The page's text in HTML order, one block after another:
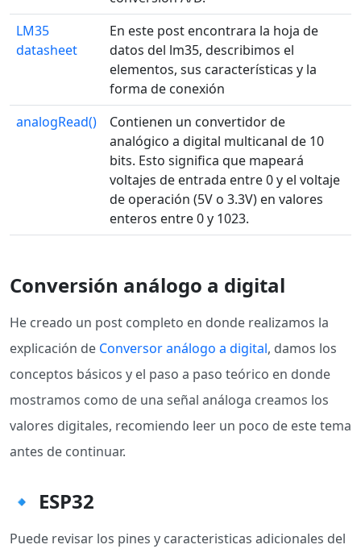
LM35
datasheet
En este post encontrara la hoja de
datos del lm35, describimos el
elementos, sus características y la
forma de conexión
analogRead()
Contienen un convertidor de
analógico a digital multicanal de 10
bits. Esto significa que mapeará
voltajes de entrada entre 0 y el voltaje
de operación (5V o 3.3V) en valores
enteros entre 0 y 1023.
Conversión análogo a digital
He creado un post completo en donde realizamos la
explicación de Conversor análogo a digital, damos los
conceptos básicos y el paso a paso teórico en donde
mostramos como de una señal análoga creamos los
valores digitales, recomiendo leer un poco de este tema
antes de continuar.
🔹 ESP32
Puede revisar los pines y caracteristicas adicionales del